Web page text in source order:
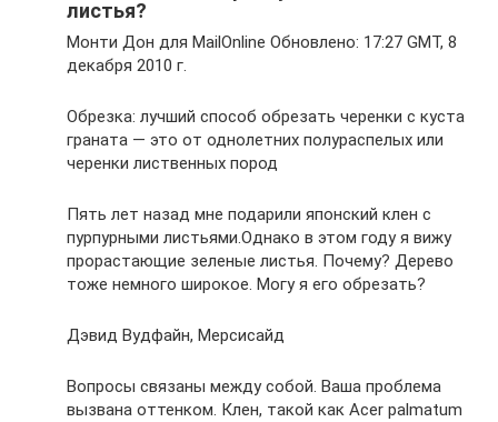
листья?
Монти Дон для MailOnline Обновлено: 17:27 GMT, 8
декабря 2010 г.
Обрезка: лучший способ обрезать черенки с куста
граната — это от однолетних полураспелых или
черенки лиственных пород
Пять лет назад мне подарили японский клен с
пурпурными листьями.Однако в этом году я вижу
прорастающие зеленые листья. Почему? Дерево
тоже немного широкое. Могу я его обрезать?
Дэвид Вудфайн, Мерсисайд
Вопросы связаны между собой. Ваша проблема
вызвана оттенком. Клен, такой как Acer palmatum